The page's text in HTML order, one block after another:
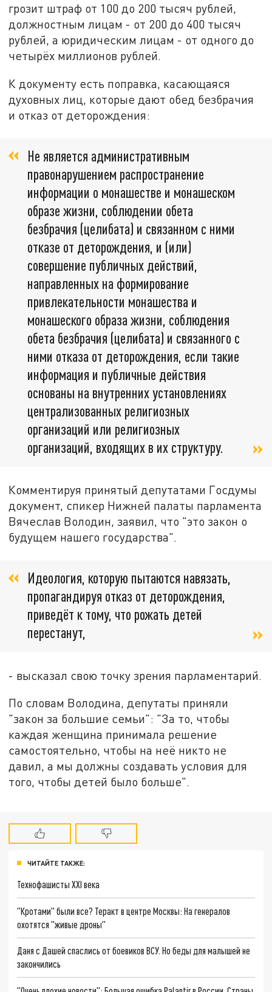
грозит штраф от 100 до 200 тысяч рублей,
должностным лицам - от 200 до 400 тысяч
рублей, а юридическим лицам - от одного до
четырёх миллионов рублей.
К документу есть поправка, касающаяся
духовных лиц, которые дают обед безбрачия
и отказ от деторождения:
Не является административным
правонарушением распространение
информации о монашестве и монашеском
образе жизни, соблюдении обета
безбрачия (целибата) и связанном с ними
отказе от деторождения, и (или)
совершение публичных действий,
направленных на формирование
привлекательности монашества и
монашеского образа жизни, соблюдения
обета безбрачия (целибата) и связанного с
ними отказа от деторождения, если такие
информация и публичные действия
основаны на внутренних установлениях
централизованных религиозных
организаций или религиозных
организаций, входящих в их структуру.
Комментируя принятый депутатами Госдумы
документ, спикер Нижней палаты парламента
Вячеслав Володин, заявил, что "это закон о
будущем нашего государства".
Идеология, которую пытаются навязать,
пропагандируя отказ от деторождения,
приведёт к тому, что рожать детей
перестанут,
- высказал свою точку зрения парламентарий.
По словам Володина, депутаты приняли
"закон за большие семьи": "За то, чтобы
каждая женщина принимала решение
самостоятельно, чтобы на неё никто не
давил, а мы должны создавать условия для
того, чтобы детей было больше".
ЧИТАЙТЕ ТАКЖЕ:
Технофашисты XXI века
"Кротами" были все? Теракт в центре Москвы: На генералов
охотятся "живые дроны"
Даня с Дашей спаслись от боевиков ВСУ. Но беды для малышей не
закончились